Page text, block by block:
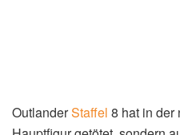
OutlanderStaffel 8 hat in der